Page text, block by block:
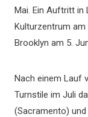
Mai. Ein Auftritt in
Kulturzentrum am
Brooklyn am 5.
Nach einem Lauf
Turnstile im Juli
(Sacramento)